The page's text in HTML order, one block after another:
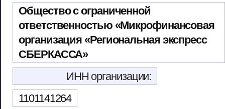
Общество с ограниченной
ответственностью «Микрофинансовая
организация «Региональная экспресс
СБЕРКАССА»
ИНН организации:
1101141264